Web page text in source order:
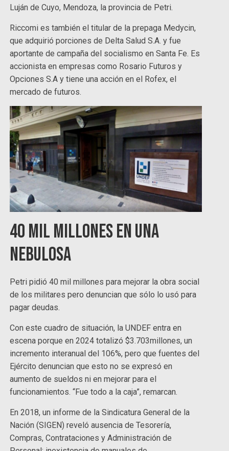
Luján de Cuyo, Mendoza, la provincia de Petri.
Riccomi es también el titular de la prepaga Medycin,
que adquirió porciones de Delta Salud S.A. y fue
aportante de campaña del socialismo en Santa Fe. Es
accionista en empresas como Rosario Futuros y
Opciones S.A y tiene una acción en el Rofex, el
mercado de futuros.
40 mil millones en una
nebulosa
Petri pidió 40 mil millones para mejorar la obra social
de los militares pero denuncian que sólo lo usó para
pagar deudas.
Con este cuadro de situación, la UNDEF entra en
escena porque en 2024 totalizó $3.703millones, un
incremento interanual del 106%, pero que fuentes del
Ejército denuncian que esto no se expresó en
aumento de sueldos ni en mejorar para el
funcionamientos. “Fue todo a la caja”, remarcan.
En 2018, un informe de la Sindicatura General de la
Nación (SIGEN) reveló ausencia de Tesorería,
Compras, Contrataciones y Administración de